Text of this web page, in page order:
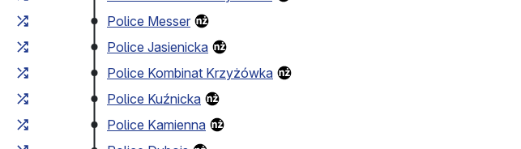
Police Messer
Police Jasienicka
Police Kombinat Krzyżówka
Police Kuźnicka
Police Kamienna